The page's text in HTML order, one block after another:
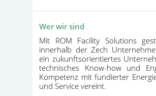
Wer wir sind
Mit ROM Facility Solutions
innerhalb der Zech
ein zukunftsorientiertes
technisches Know-how und
Kompetenz mit fundierter
und Service vereint.